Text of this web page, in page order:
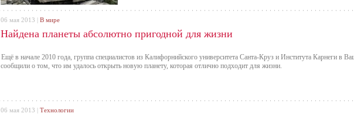
Найдена планеты абсолютно пригодной для жизни
Ещё в начале 2010 года, группа специалистов из Калифорнийского университета Санта-Круз и Института Карнеги в
сообщили о том, что им удалось открыть новую планету, которая отлично подходит для жизни.
06 мая 2013 | В мире
06 мая 2013 | Технологии